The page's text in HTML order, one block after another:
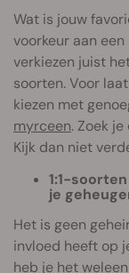
Wat is jouw
voorkeur aan
verkiezen juist
soorten. Voor
kiezen met
myrceen. Zoek
Kijk dan niet
1:1-
je
Het is geen
invloed heeft op
heb je het